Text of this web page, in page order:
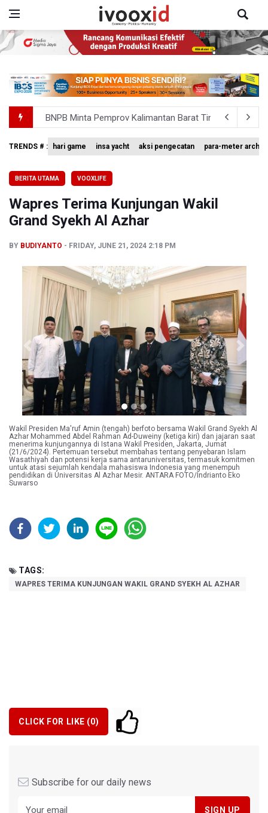
BNPB Minta Pemprov Kalimantan Barat Tinjau Kembali
Kemensos Targetkan 150 Ribu Siswa Masuk Program
Tim 9 Kejagung Periksa Febrie Adransayah sebagai
BPIP: Satu Siswa Sekolah Rakyat Jadi Calon Paskibraka
TRENDS # : hari game insa yacht aksi pengecatan para-meter
BERITA UTAMA VOOXLIFE
Wapres Terima Kunjungan Wakil
Grand Syekh Al Azhar
BY BUDIYANTO FRIDAY, JUNE 21, 2024 2:18 PM
Previous Next
Wakil Presiden Ma'ruf Amin (tengah) berfoto bersama Wakil Grand Syekh Al
Azhar Mohammed Abdel Rahman Ad-Duweiny (ketiga kiri) dan jajaran saat
menerima kunjungannya di Istana Wakil Presiden, Jakarta, Jumat
(21/6/2024). Pertemuan tersebut membahas tentang penyebaran Islam
Wasathiyah dan potensi kerja sama antaruniversitas, termasuk komitmen
untuk atasi sejumlah kendala mahasiswa Indonesia yang menempuh
pendidikan di Universitas Al Azhar Mesir. ANTARA FOTO/Indrianto Eko
Suwarso
TAGS:
WAPRES TERIMA KUNJUNGAN WAKIL GRAND SYEKH AL AZHAR
CLICK FOR LIKE (0)
Subscribe for our daily news